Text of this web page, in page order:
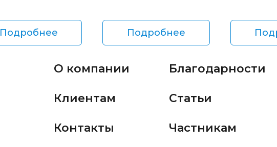
Подробнее Подробнее
О компании
Клиентам
Контакты
Благодарности
Статьи
Частникам